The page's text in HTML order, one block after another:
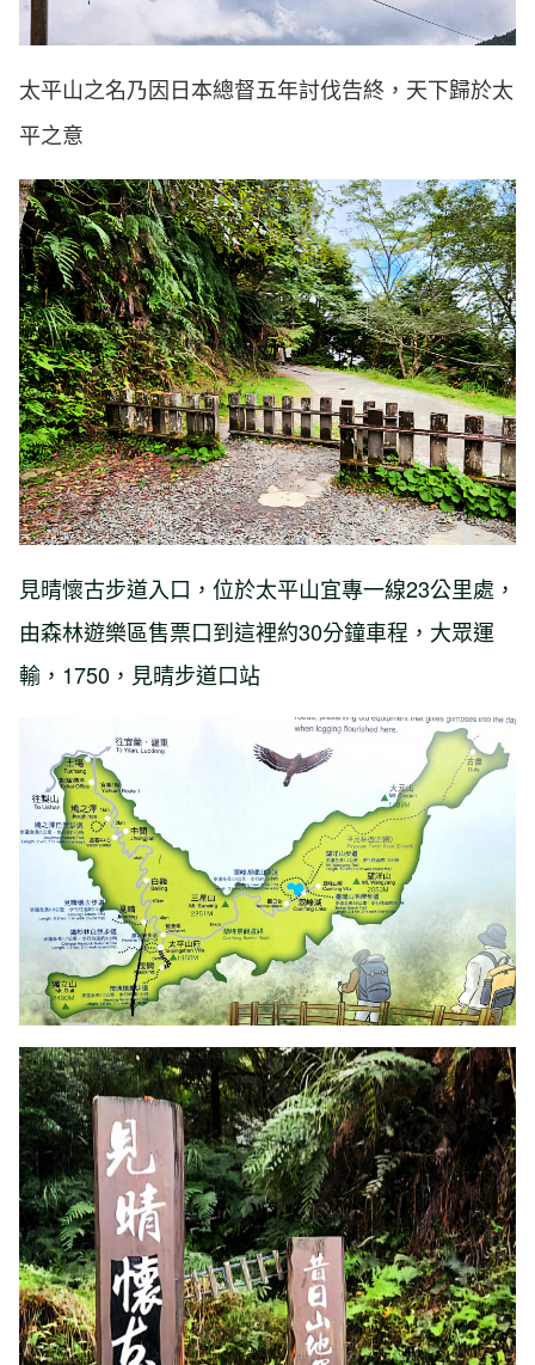
太平山之名乃因日本總督五年討伐告終，天下歸於太
平之意
見晴懷古步道入口，位於太平山宜專一線23公里處，
由森林遊樂區售票口到這裡約30分鐘車程， 大眾運
輸，1750，見晴步道口站